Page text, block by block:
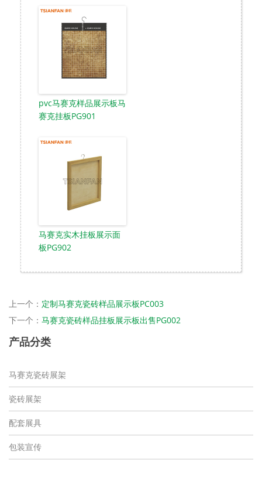
pvc马赛克样品展示板马
赛克挂板PG901
马赛克实木挂板展示面
板PG902
上一个： 定制马赛克瓷砖样品展示板PC003
下一个： 马赛克瓷砖样品挂板展示板出售PG002
产品分类
马赛克瓷砖展架
瓷砖展架
配套展具
包装宣传